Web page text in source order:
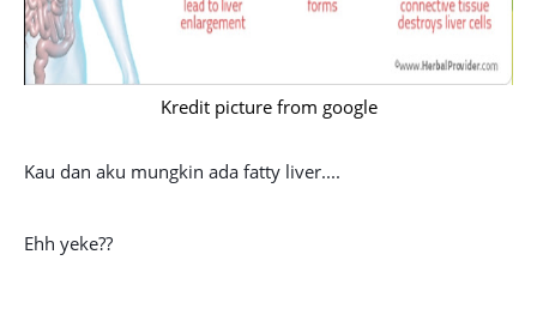
Kredit picture from google
Kau dan aku mungkin ada fatty liver....
Ehh yeke??